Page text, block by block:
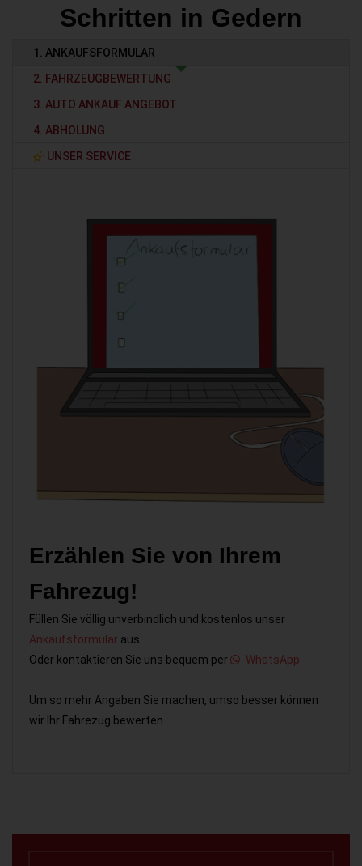
Schritten in Gedern
1. ANKAUFSFORMULAR
2. FAHRZEUGBEWERTUNG
3. AUTO ANKAUF ANGEBOT
4. ABHOLUNG
UNSER SERVICE
Erzählen Sie von Ihrem
Fahrezug!
Füllen Sie völlig unverbindlich und kostenlos unser
Ankaufsformular aus.
Oder kontaktieren Sie uns bequem per
WhatsApp
Um so mehr Angaben Sie machen, umso besser können
wir Ihr Fahrezug bewerten.